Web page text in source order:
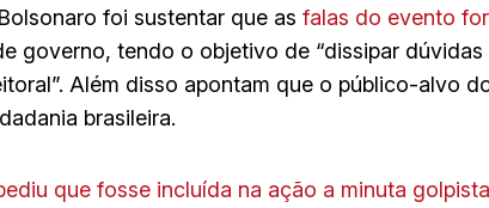
foi sustentar que as falas do evento
governo, tendo o objetivo de “dissipar dúvidas
Além disso apontam que o público-alvo
brasileira.
que fosse incluída na ação a minuta golpista